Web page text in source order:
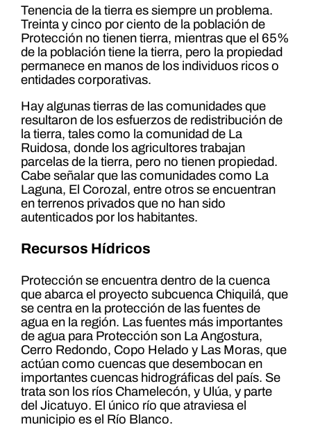
Tenencia de la tierra es siempre un problema.
Treinta y cinco por ciento de la población de
Protección no tienen tierra, mientras que el 65%
de la población tiene la tierra, pero la propiedad
permanece en manos de los individuos ricos o
entidades corporativas.
Hay algunas tierras de las comunidades que
resultaron de los esfuerzos de redistribución de
la tierra, tales como la comunidad de La
Ruidosa, donde los agricultores trabajan
parcelas de la tierra, pero no tienen propiedad.
Cabe señalar que las comunidades como La
Laguna, El Corozal, entre otros se encuentran
en terrenos privados que no han sido
autenticados por los habitantes.
Recursos Hídricos
Protección se encuentra dentro de la cuenca
que abarca el proyecto subcuenca Chiquilá, que
se centra en la protección de las fuentes de
agua en la región. Las fuentes más importantes
de agua para Protección son La Angostura,
Cerro Redondo, Copo Helado y Las Moras, que
actúan como cuencas que desembocan en
importantes cuencas hidrográficas del país. Se
trata son los ríos Chamelecón, y Ulúa, y parte
del Jicatuyo. El único río que atraviesa el
municipio es el Río Blanco.